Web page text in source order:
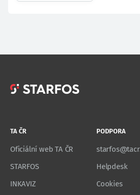
TA ČR
Oficiální web TA ČR
STARFOS
INKAVIZ
PODPORA
Helpdesk
Cookies